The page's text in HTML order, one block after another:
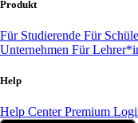
Produkt
Für Studierende Für
Unternehmen Für
Help
Help CenterPremium